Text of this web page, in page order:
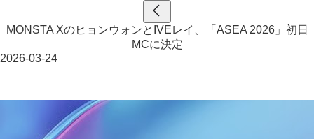
MONSTA XのヒョンウォンとIVEレイ、「ASEA 2026」初日
MCに決定
2026-03-24